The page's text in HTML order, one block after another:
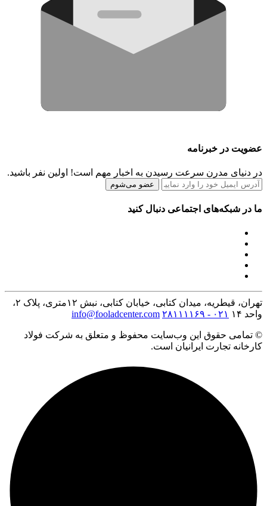
عضویت در خبرنامه
در دنیای مدرن سرعت رسیدن به اخبار مهم است! اولین نفر باشید.
عضو می‌شوم
ما در شبکه‌های اجتماعی دنبال کنید
تهران، قیطریه، میدان کتابی، خیابان کتابی، نبش ۱۲متری، پلاک ۲،
واحد ۱۴
۰۲۱ - ۲۸۱۱۱۱۶۹ info@fooladcenter.com
© تمامی حقوق این وب‌سایت محفوظ و متعلق به شرکت فولاد
کارخانه تجارت ایرانیان است.